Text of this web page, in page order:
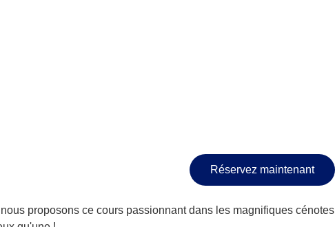
Réservez maintenant
proposons ce cours passionnant dans les magnifiques cénotes